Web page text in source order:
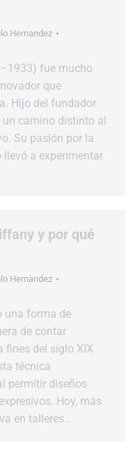
Hernandez
fue mucho
que
Hijo del fundador
un camino distinto al
Su pasión por la
a experimentar
y por qué
Hernandez
una forma de
de contar
fines del siglo XIX
técnica
permitir diseños
Hoy, más
en talleres…